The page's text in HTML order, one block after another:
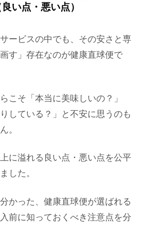
い点・悪い点）
ービスの中でも、その安さと専
す」存在なのが健康直球便で
こそ「本当に美味しいの？」
している？」と不安に思うのも
。
に溢れる良い点・悪い点を公平
した。
かった、健康直球便が選ばれる
前に知っておくべき注意点を分